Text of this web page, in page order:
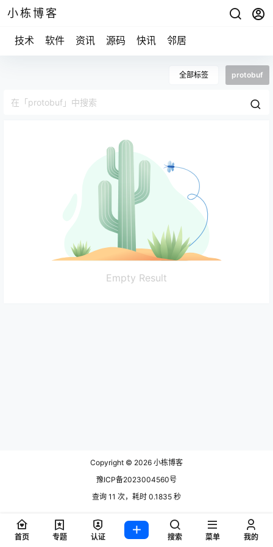
小栋博客
技术 软件 资讯 源码 快讯 邻居
全部标签 protobuf
Empty Result
Copyright © 2026 小栋博客
豫ICP备2023004560号
查询 11 次，耗时 0.1835 秒
首页 专题 认证 搜索 菜单 我的